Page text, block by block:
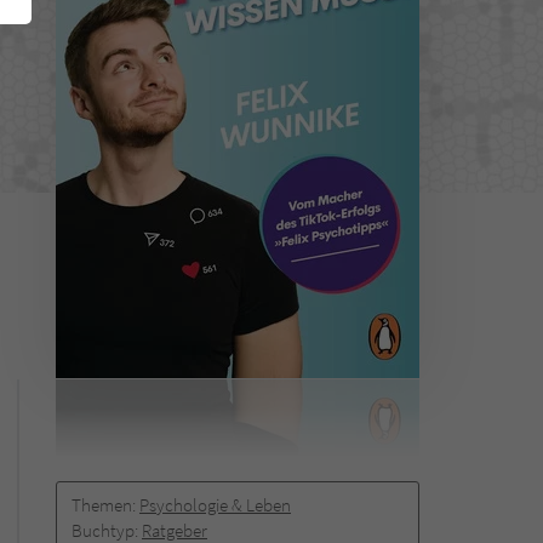
Themen: Psychologie & Leben
Buchtyp: Ratgeber